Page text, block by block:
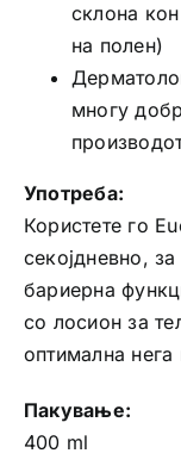
склона
на полен)
многу
Употреба:
Користете го
секојдневно,
бариерна
со лосион за
оптимална нега
Пакување:
400 ml